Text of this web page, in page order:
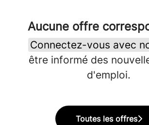
Aucune offre
Connectez-vous avec
être informé des
d'emploi.
Toutes les offres